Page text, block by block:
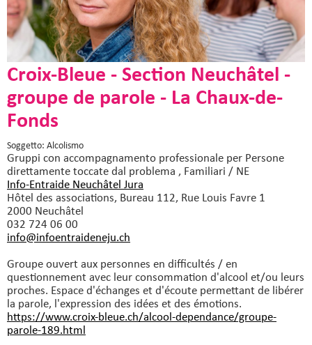
Croix-Bleue - Section Neuchâtel -
groupe de parole - La Chaux-de-
Fonds
Soggetto: Alcolismo
Gruppi con accompagnamento professionale per Persone
direttamente toccate dal problema , Familiari / NE
Info-Entraide Neuchâtel Jura
Hôtel des associations, Bureau 112, Rue Louis Favre 1
2000 Neuchâtel
032 724 06 00
info@infoentraideneju.ch
Groupe ouvert aux personnes en difficultés / en
questionnement avec leur consommation d'alcool et/ou leurs
proches. Espace d'échanges et d'écoute permettant de libérer
la parole, l'expression des idées et des émotions.
https://www.croix-bleue.ch/alcool-dependance/groupe-
parole-189.html